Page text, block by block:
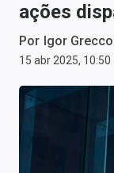
Anuncie
Últimas Notícias
Newsletters
Cotações
Comprar ou vender?
ações
Por Igor Grecco
15 abr 2025, 10:50